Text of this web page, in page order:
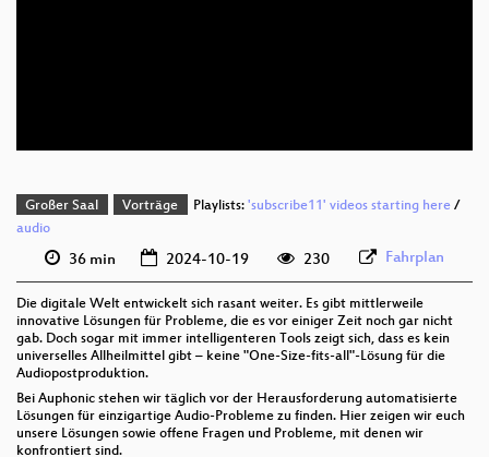
Großer Saal Vorträge Playlists: 'subscribe11' videos starting here/
audio
36 min 2024-10-19 230 Fahrplan
Die digitale Welt entwickelt sich rasant weiter. Es gibt mittlerweile
innovative Lösungen für Probleme, die es vor einiger Zeit noch gar nicht
gab. Doch sogar mit immer intelligenteren Tools zeigt sich, dass es kein
universelles Allheilmittel gibt – keine "One-Size-fits-all"-Lösung für die
Audiopostproduktion.
Bei Auphonic stehen wir täglich vor der Herausforderung automatisierte
Lösungen für einzigartige Audio-Probleme zu finden. Hier zeigen wir euch
unsere Lösungen sowie offene Fragen und Probleme, mit denen wir
konfrontiert sind.